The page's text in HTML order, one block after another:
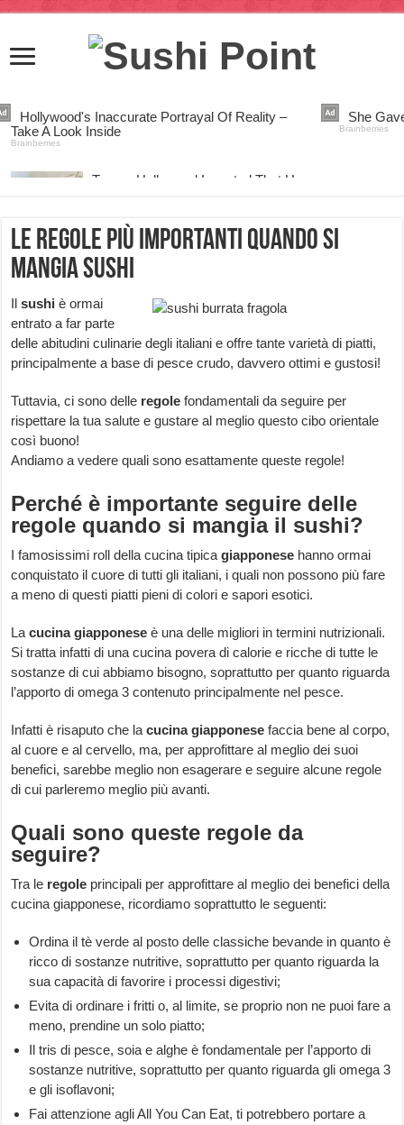
Le regole più importanti quando si
mangia sushi
Ilsushi è ormai
entrato a far parte
delle abitudini culinarie degli italiani e offre tante varietà di piatti,
principalmente a base di pesce crudo, davvero ottimi e gustosi!
Tuttavia, ci sono delle regole fondamentali da seguire per
rispettare la tua salute e gustare al meglio questo cibo orientale
così buono!
Andiamo a vedere quali sono esattamente queste regole!
Perché è importante seguire delle
regole quando si mangia il sushi?
I famosissimi roll della cucina tipicagiapponese hanno ormai
conquistato il cuore di tutti gli italiani, i quali non possono più fare
a meno di questi piatti pieni di colori e sapori esotici.
Lacucina giapponese è una delle migliori in termini nutrizionali.
Si tratta infatti di una cucina povera di calorie e ricche di tutte le
sostanze di cui abbiamo bisogno, soprattutto per quanto riguarda
l’apporto di omega 3 contenuto principalmente nel pesce.
Infatti è risaputo che lacucina giapponese faccia bene al corpo,
al cuore e al cervello, ma, per approfittare al meglio dei suoi
benefici, sarebbe meglio non esagerare e seguire alcune regole
di cui parleremo meglio più avanti.
Quali sono queste regole da
seguire?
Tra le regole principali per approfittare al meglio dei benefici della
cucina giapponese, ricordiamo soprattutto le seguenti:
Ordina il tè verde al posto delle classiche bevande in quanto è
ricco di sostanze nutritive, soprattutto per quanto riguarda la
sua capacità di favorire i processi digestivi;
Evita di ordinare i fritti o, al limite, se proprio non ne puoi fare a
meno, prendine un solo piatto;
Il tris di pesce, soia e alghe è fondamentale per l’apporto di
sostanze nutritive, soprattutto per quanto riguarda gli omega 3
e gli isoflavoni;
Fai attenzione agli All You Can Eat, ti potrebbero portare a